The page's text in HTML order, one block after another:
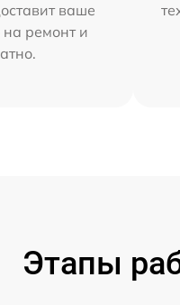
ваше
на ремонт и
Этапы